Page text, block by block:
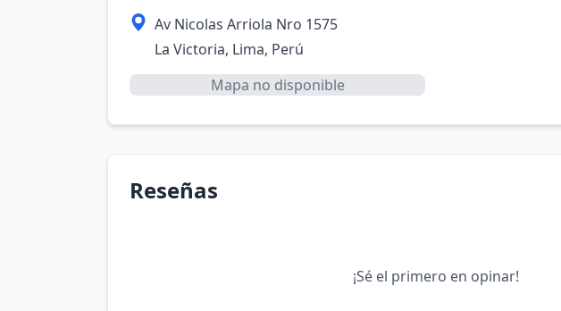
Av Nicolas Arriola Nro 1575
La Victoria, Lima, Perú
Mapa no disponible
Reseñas
¡Sé el primero en opinar!